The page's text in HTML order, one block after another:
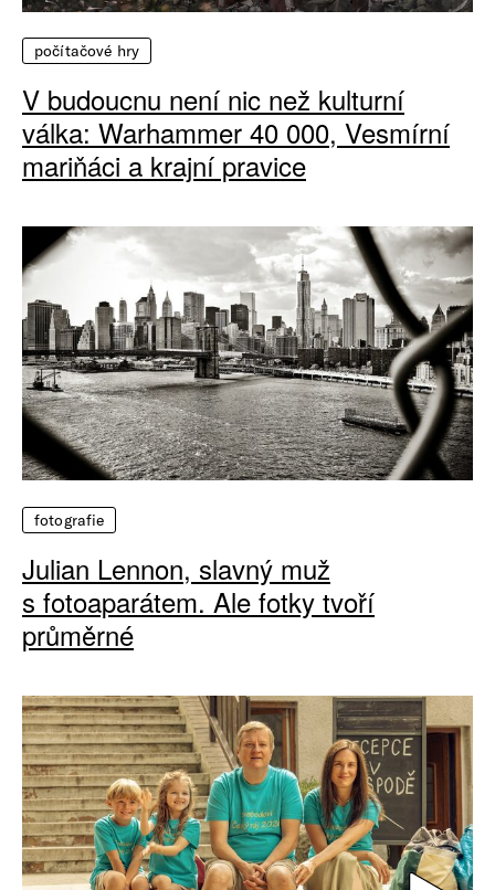
počítačové hry
V budoucnu není nic než kulturní
válka: Warhammer 40 000, Vesmírní
mariňáci a krajní pravice
fotografie
Julian Lennon, slavný muž
s fotoaparátem. Ale fotky tvoří
průměrné